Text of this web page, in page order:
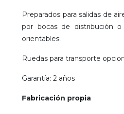
Preparados para salidas de
por bocas de distribución
orientables.
Ruedas para transporte
Garantía: 2 años
Fabricación propia